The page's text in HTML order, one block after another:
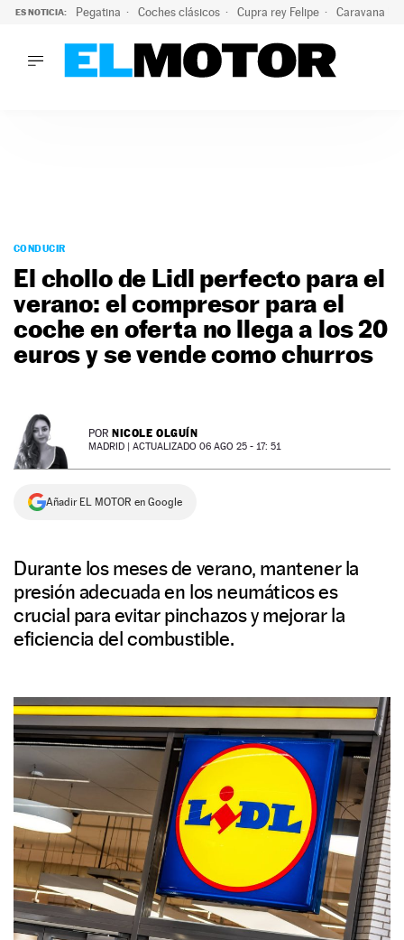
ES NOTICIA: Pegatina Coches clásicos Cupra rey Felipe Caravana
PODCAST
MOTOS
TECNOLOGÍA
SUPERCOCHES
NEWSLETTER
CONDUCIR
El chollo de Lidl perfecto para el
verano: el compresor para el
coche en oferta no llega a los 20
euros y se vende como churros
POR NICOLE OLGUÍN
MADRID | ACTUALIZADO 06 AGO 25 - 17: 51
Añadir EL MOTOR en Google
Durante los meses de verano, mantener la
presión adecuada en los neumáticos es
crucial para evitar pinchazos y mejorar la
eficiencia del combustible.